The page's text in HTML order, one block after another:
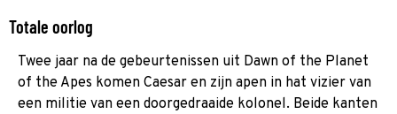
Totale oorlog
Twee jaar na de gebeurtenissen uit Dawn of the Planet
of the Apes komen Caesar en zijn apen in hat vizier van
een militie van een doorgedraaide kolonel. Beide kanten